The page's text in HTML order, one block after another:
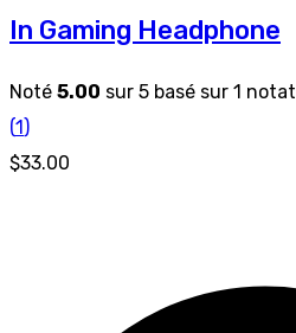
In Gaming Headphone
Noté 5.00 sur 5 basé sur 1
(1)
$33.00